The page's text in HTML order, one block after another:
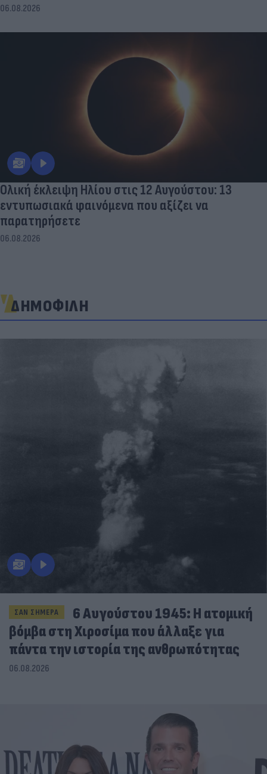
06.08.2026
Ολική έκλειψη Ηλίου στις 12 Αυγούστου: 13
εντυπωσιακά φαινόμενα που αξίζει να
παρατηρήσετε
06.08.2026
ΔΗΜΟΦΙΛΗ
ΣΑΝ ΣΗΜΕΡΑ
6 Αυγούστου 1945: Η ατομική
βόμβα στη Χιροσίμα που άλλαξε για
πάντα την ιστορία της ανθρωπότητας
06.08.2026